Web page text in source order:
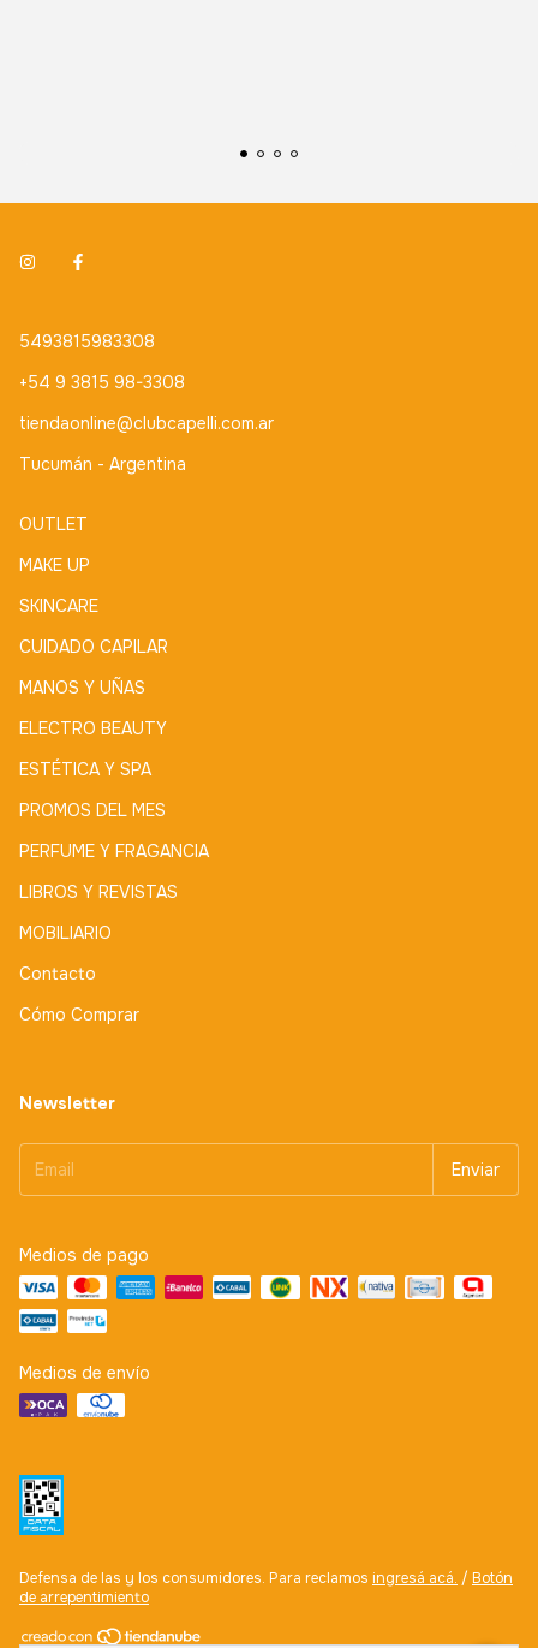
5493815983308
+54 9 3815 98-3308
tiendaonline@clubcapelli.com.ar
Tucumán - Argentina
OUTLET
MAKE UP
SKINCARE
CUIDADO CAPILAR
MANOS Y UÑAS
ELECTRO BEAUTY
ESTÉTICA Y SPA
PROMOS DEL MES
PERFUME Y FRAGANCIA
LIBROS Y REVISTAS
MOBILIARIO
Contacto
Cómo Comprar
Newsletter
Medios de pago
Medios de envío
Defensa de las y los consumidores. Para reclamos ingresá acá. / Botón
de arrepentimiento